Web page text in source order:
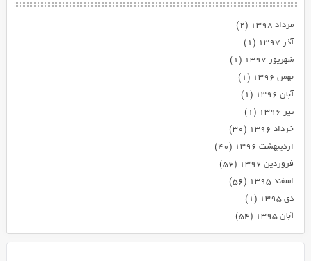
مرداد ۱۳۹۸
(۲)
آذر ۱۳۹۷
(۱)
شهریور ۱۳۹۷
(۱)
بهمن ۱۳۹۶
(۱)
آبان ۱۳۹۶
(۱)
تیر ۱۳۹۶
(۱)
خرداد ۱۳۹۶
(۳۰)
اردیبهشت ۱۳۹۶
(۴۰)
فروردین ۱۳۹۶
(۵۶)
اسفند ۱۳۹۵
(۵۶)
دی ۱۳۹۵
(۱)
آبان ۱۳۹۵
(۵۴)